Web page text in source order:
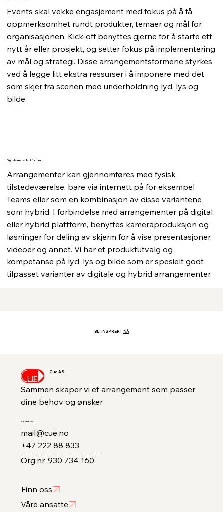
Events skal vekke engasjement med fokus på å få
oppmerksomhet rundt produkter, temaer og mål for
organisasjonen. Kick-off benyttes gjerne for å starte ett
nytt år eller prosjekt, og setter fokus på implementering
av mål og strategi. Disse arrangementsformene styrkes
ved å legge litt ekstra ressurser i å imponere med det
som skjer fra scenen med underholdning lyd, lys og
bilde.
Digitale møteplattformer
Arrangementer kan gjennomføres med fysisk
tilstedeværelse, bare via internett på for eksempel
Teams eller som en kombinasjon av disse variantene
som hybrid. I forbindelse med arrangementer på digital
eller hybrid plattform, benyttes kameraproduksjon og
løsninger for deling av skjerm for å vise presentasjoner,
videoer og annet. Vi har et produktutvalg og
kompetanse på lyd, lys og bilde som er spesielt godt
tilpasset varianter av digitale og hybrid arrangementer.
BLI INSPIRERT NÅ
Cue AS
Sammen skaper vi et arrangement som passer
dine behov og ønsker
Kontakt oss
mail@cue.no
+47 222 88 833
Org.nr. 930 734 160
Finn oss
Våre ansatte